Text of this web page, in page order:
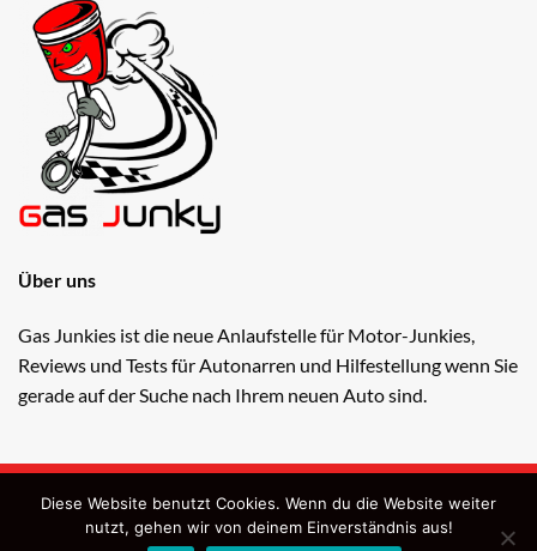
Über uns
Gas Junkies ist die neue Anlaufstelle für Motor-Junkies,
Reviews und Tests für Autonarren und Hilfestellung wenn Sie
gerade auf der Suche nach Ihrem neuen Auto sind.
Copyright 2026 ©Gas Junkies
Webdesign: OndiSolutions e.U.
Diese Website benutzt Cookies. Wenn du die Website weiter
nutzt, gehen wir von deinem Einverständnis aus!